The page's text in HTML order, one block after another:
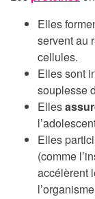
Elles
servent au
cellules.
Elles sont
souplesse
Elles
Elles
(comme
accélèrent